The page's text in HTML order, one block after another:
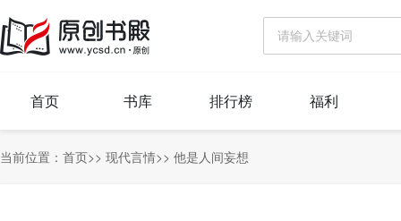
首页 书库 排行榜 福利
当前位置： 首页>> 现代言情>> 他是人间妄想